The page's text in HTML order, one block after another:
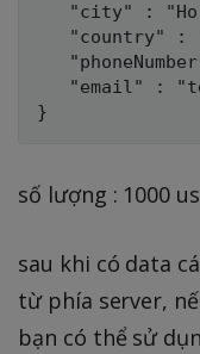
"city" :
"country" :
"email" :
số lượng : 1000
sau khi có data
từ phía server,
bạn có thể sử